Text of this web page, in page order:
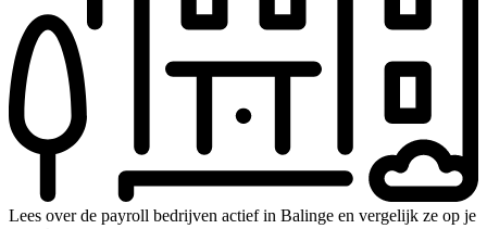
Lees over de payroll bedrijven actief in Balinge en vergelijk ze op je